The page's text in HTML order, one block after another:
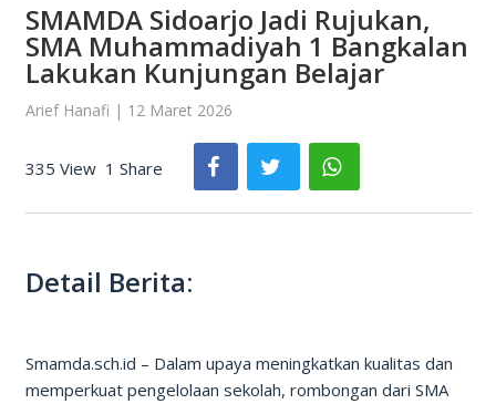
SMAMDA Sidoarjo Jadi Rujukan,
SMA Muhammadiyah 1 Bangkalan
Lakukan Kunjungan Belajar
Arief Hanafi | 12 Maret 2026
335 View 1 Share
Detail Berita:
Smamda.sch.id – Dalam upaya meningkatkan kualitas dan
memperkuat pengelolaan sekolah, rombongan dari SMA